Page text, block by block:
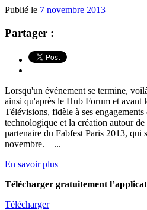
Publié le 7 novembre 2013
Partager :
Lorsqu'un événement se termine,
ainsi qu'après le Hub Forum et avant
Télévisions, fidèle à ses
technologique et la création autour
partenaire du Fabfest Paris 2013, qui
novembre. ...
En savoir plus
Télécharger gratuitement
Télécharger